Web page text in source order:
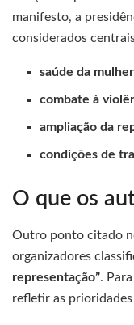
manifesto, a
considerados
saúde da mulher
combate à
ampliação da
condições de
O que os
Outro ponto citado
organizadores
representação”.
refletir as